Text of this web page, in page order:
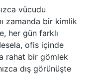
vücudu
zamanda bir kimlik
her gün farklı
ofis içinde
rahat bir gömlek
dış görünüşte